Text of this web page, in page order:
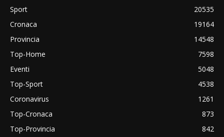
Sport
20535
Cronaca
19164
Provincia
14548
Top-Home
7598
Eventi
5048
Top-Sport
4538
Coronavirus
1261
Top-Cronaca
873
Top-Provincia
842